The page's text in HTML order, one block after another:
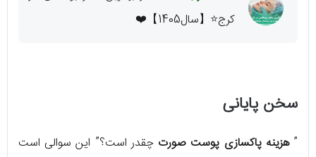
کرج⭐【سال1405】❤️
سخن پایانی
”هزینه پاکسازی پوست صورت چقدر است؟” این سوالی است